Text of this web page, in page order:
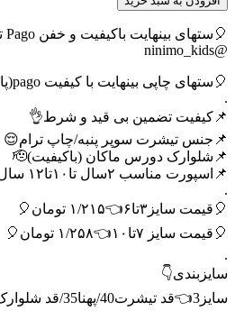
🎈ستهای بینهایت باکیفیت و خفن Pago تو طرح های جدید رسیدن🎈
@ninimo_kids
🎈ستهای چاپی بینهایت با کیفیت pago(پارت۳)🎈
.
📌کیفیت تضمین بی قید و شرط👌
📌جنس تیشرت سوپر پنبه/چاپ ترام😌
📌شلوارک دورس ماکان (باکیفیت)🫡
📌اسپورت مناسب ۲سال تا۱۰تا۱۲ سال😍
.
🎈قیمت سایز۳تا۶👈۱/۲۱۵ تومان🎈
🎈قیمت سایز ۷تا۱۰👈۱/۲۵۸ تومان🎈
.
سایزبندی👇
سایز3👈قد تیشرت40/پهنا35/قد شلوارک34